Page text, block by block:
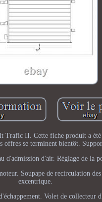
Trafic II. Cette fiche produit a
offres se terminent bientôt.
d'admission d'air. Réglage de la
Soupape de recirculation
excentrique.
Volet de collecteur